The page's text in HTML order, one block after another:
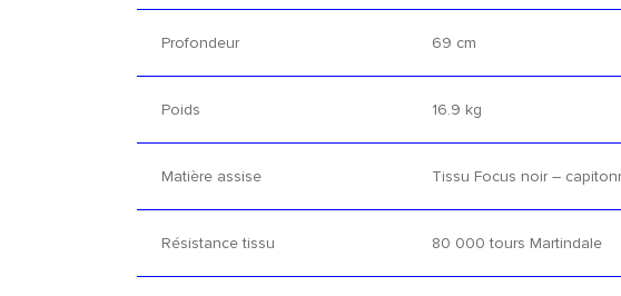
Profondeur 69 cm
Poids 16.9 kg
Matière assise Tissu Focus noir –
Résistance tissu 80 000 tours Martindale